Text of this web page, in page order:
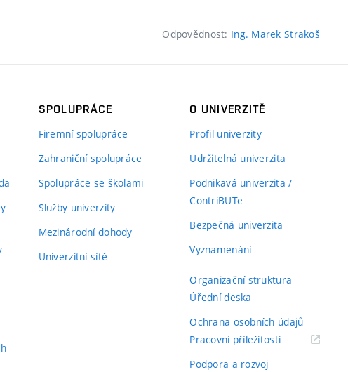
Odpovědnost: Ing. Marek Strakoš
SPOLUPRÁCE
Firemní spolupráce
Zahraniční spolupráce
Spolupráce se školami
Služby univerzity
Mezinárodní dohody
Univerzitní sítě
O UNIVERZITĚ
Profil univerzity
Udržitelná univerzita
Podnikavá univerzita /
ContriBUTe
Bezpečná univerzita
Vyznamenání
Organizační struktura
Úřední deska
Ochrana osobních údajů
Pracovní příležitosti(externí
Podpora a rozvoj